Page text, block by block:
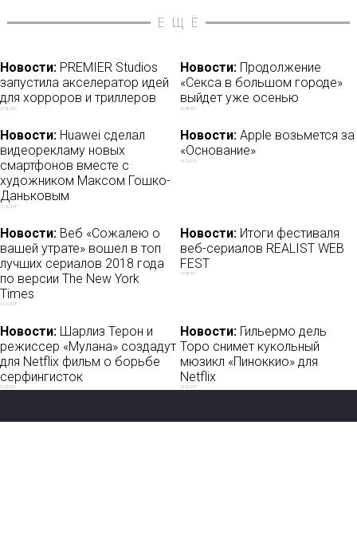
ЕЩЁ
Новости: PREMIER Studios
запустила акселератор идей
для хорроров и триллеров
27/05/2020
Новости: Продолжение
«Секса в большом городе»
выйдет уже осенью
25/08/2021
Новости: Huawei сделал
видеорекламу новых
смартфонов вместе с
художником Максом Гошко-
Даньковым
11/06/2018
Новости: Apple возьмется за
«Основание»
16/04/2018
Новости: Веб «Сожалею о
вашей утрате» вошел в топ
лучших сериалов 2018 года
по версии The New York
Times
09/12/2018
Новости: Итоги фестиваля
веб-сериалов REALIST WEB
FEST
01/08/2021
Новости: Шарлиз Терон и
режиссер «Мулана» создадут
для Netflix фильм о борьбе
серфингисток
27/05/2021
Новости: Гильермо дель
Торо снимет кукольный
мюзикл «Пиноккио» для
Netflix
23/10/2018